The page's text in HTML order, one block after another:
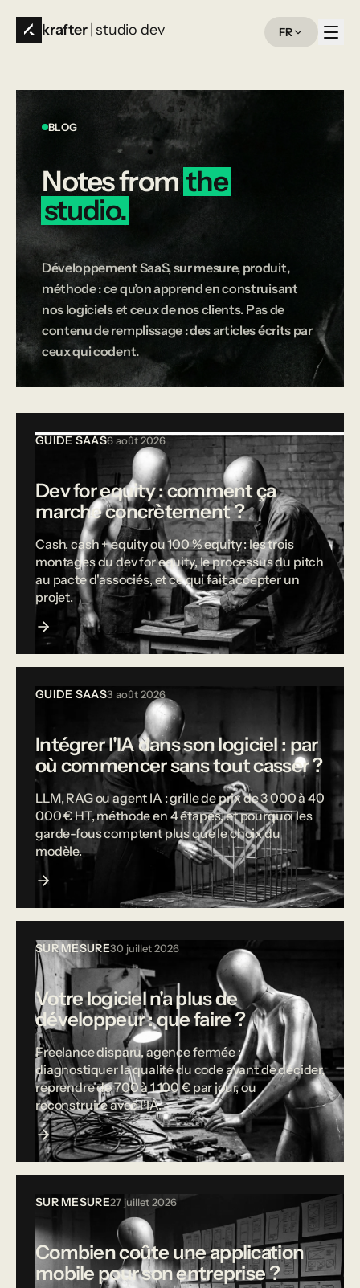
krafter | studio dev FR
BLOG
Notesfrom the
studio.
Développement SaaS, sur mesure, produit,
méthode : ce qu’on apprend en construisant
nos logiciels et ceux de nos clients. Pas de
contenu de remplissage : des articles écrits par
ceux qui codent.
GUIDE SAAS6 août 2026
Dev for equity : comment ça
marche concrètement ?
Cash, cash + equity ou 100 % equity : les trois
montages du dev for equity, le processus du pitch
au pacte d'associés, et ce qui fait accepter un
projet.
GUIDE SAAS3 août 2026
Intégrer l'IA dans son logiciel : par
où commencer sans tout casser ?
LLM, RAG ou agent IA : grille de prix de 3 000 à 40
000 € HT, méthode en 4 étapes, et pourquoi les
garde-fous comptent plus que le choix du
modèle.
SUR MESURE30 juillet 2026
Votre logiciel n'a plus de
développeur : que faire ?
Freelance disparu, agence fermée :
diagnostiquer la qualité du code avant de décider,
reprendre de 700 à 1 100 € par jour, ou
reconstruire avec l'IA.
SUR MESURE27 juillet 2026
Combien coûte une application
mobile pour son entreprise ?